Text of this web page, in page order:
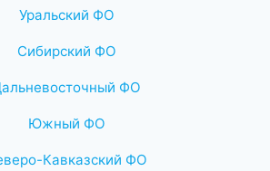
Уральский ФО
Сибирский ФО
ФО
Южный ФО
Кавказский ФО